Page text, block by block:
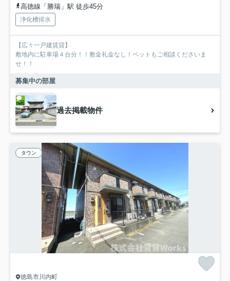
高徳線「勝瑞」駅 徒歩45分
浄化槽排水
【広々一戸建賃貸】
敷地内に駐車場４台分！！敷金礼金なし！ペットもご相談くださいま
せ！！
募集中の部屋
過去掲載物件
タウン
徳島市川内町